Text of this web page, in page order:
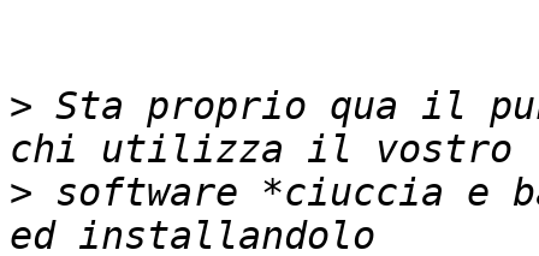
> Sta proprio qua il
> software *ciuccia e